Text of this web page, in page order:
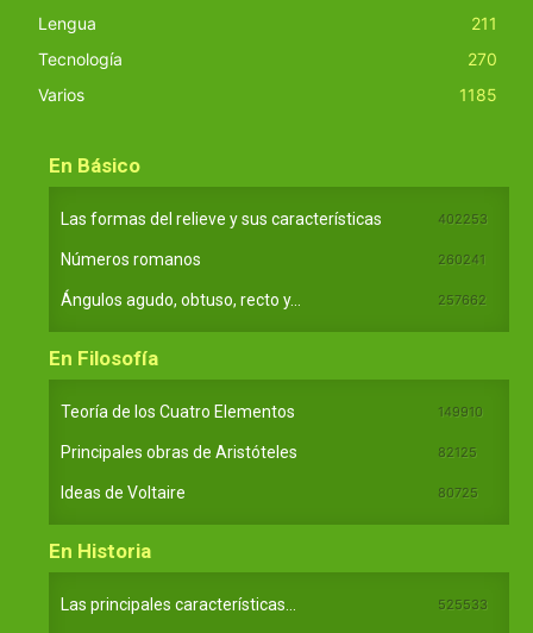
Lengua
211
Tecnología
270
Varios
1185
En Básico
Las formas del relieve y sus características 402253
Números romanos 260241
Ángulos agudo, obtuso, recto y... 257662
En Filosofía
Teoría de los Cuatro Elementos 149910
Principales obras de Aristóteles 82125
Ideas de Voltaire 80725
En Historia
Las principales características... 525533